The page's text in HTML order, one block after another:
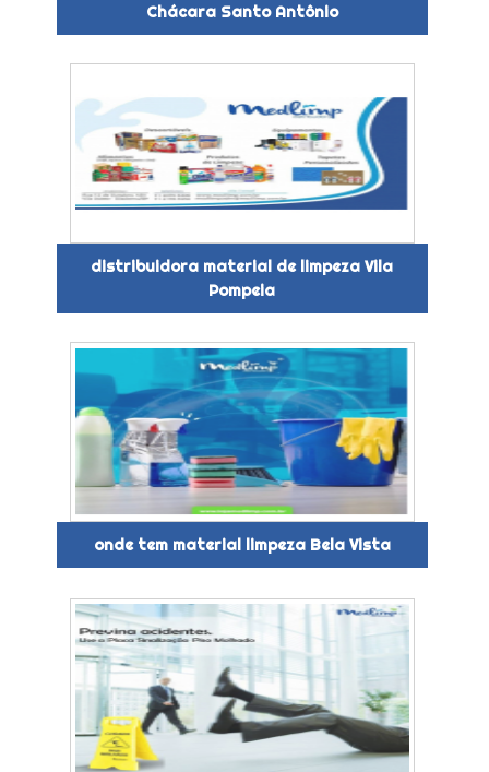
Chácara Santo Antônio
distribuidora material de limpeza Vila
Pompeia
onde tem material limpeza Bela Vista